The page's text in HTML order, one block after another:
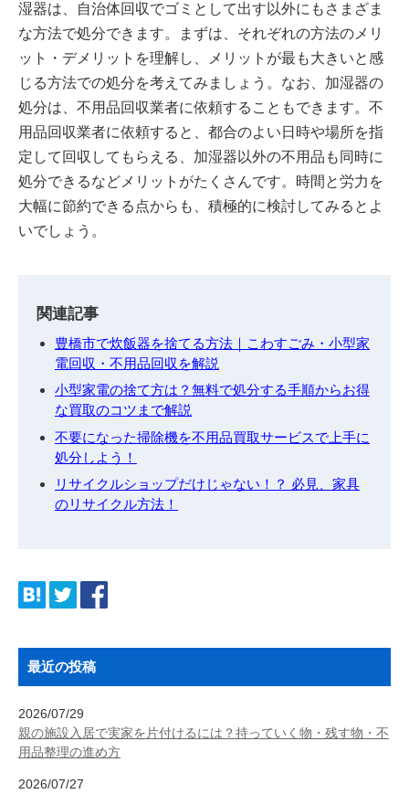
湿器は、自治体回収でゴミとして出す以外にもさまざま
な方法で処分できます。まずは、それぞれの方法のメリ
ット・デメリットを理解し、メリットが最も大きいと感
じる方法での処分を考えてみましょう。なお、加湿器の
処分は、不用品回収業者に依頼することもできます。不
用品回収業者に依頼すると、都合のよい日時や場所を指
定して回収してもらえる、加湿器以外の不用品も同時に
処分できるなどメリットがたくさんです。時間と労力を
大幅に節約できる点からも、積極的に検討してみるとよ
いでしょう。
関連記事
豊橋市で炊飯器を捨てる方法｜こわすごみ・小型家
電回収・不用品回収を解説
小型家電の捨て方は？無料で処分する手順からお得
な買取のコツまで解説
不要になった掃除機を不用品買取サービスで上手に
処分しよう！
リサイクルショップだけじゃない！？ 必見、家具
のリサイクル方法！
最近の投稿
2026/07/29
親の施設入居で実家を片付けるには？持っていく物・残す物・不
用品整理の進め方
2026/07/27